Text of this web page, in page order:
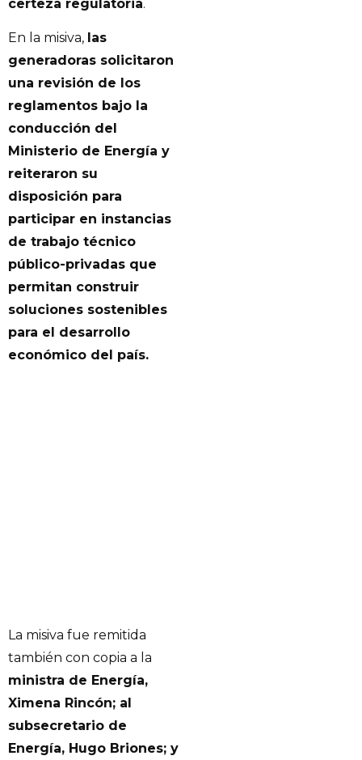
certeza regulatoria.
En la misiva, las
generadoras solicitaron
una revisión de los
reglamentos bajo la
conducción del
Ministerio de Energía y
reiteraron su
disposición para
participar en instancias
de trabajo técnico
público-privadas que
permitan construir
soluciones sostenibles
para el desarrollo
económico del país.
La misiva fue remitida
también con copia a la
ministra de Energía,
Ximena Rincón; al
subsecretario de
Energía, Hugo Briones; y